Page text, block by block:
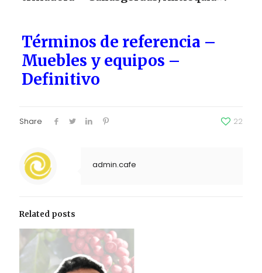
Términos de referencia –
Muebles y equipos –
Definitivo
Share 22
admin.cafe
Related posts